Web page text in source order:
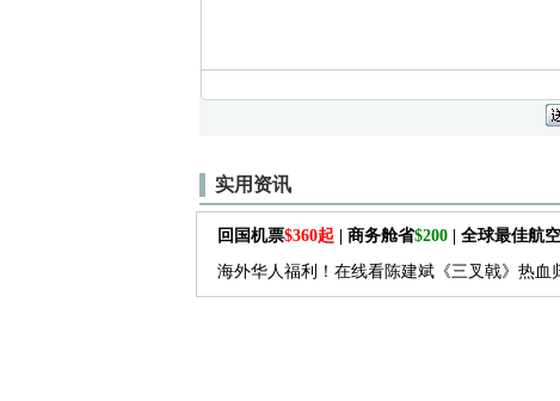
实用资讯
回国机票$360起 | 商务舱省$200| 全球最佳航
海外华人福利！在线看陈建斌《三叉戟》热血